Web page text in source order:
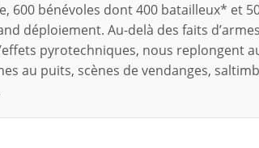
600 bénévoles dont 400 batailleux* et
déploiement. Au-delà des faits
pyrotechniques, nous replongent
au puits, scènes de vendanges,